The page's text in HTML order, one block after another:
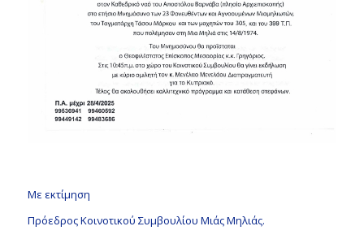
Με εκτίμηση
Πρόεδρος Κοινοτικού Συμβουλίου Μιάς Μηλιάς.